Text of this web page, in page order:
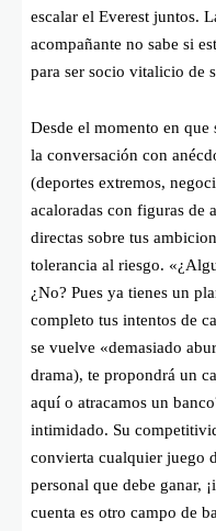
escalar el Everest juntos.
acompañante no sabe si
para ser socio vitalicio de
Desde el momento en
la conversación con
(deportes extremos,
acaloradas con figuras de
directas sobre tus
tolerancia al riesgo.
¿No? Pues ya tienes un
completo tus intentos de
se vuelve «demasiado
drama), te propondrá un
aquí o atracamos un
intimidado. Su
convierta cualquier juego
personal que debe ganar,
cuenta es otro campo de